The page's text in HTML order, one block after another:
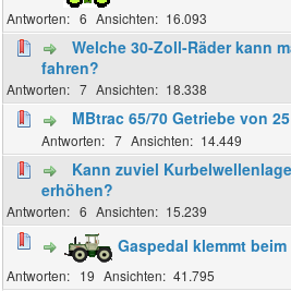
6 16.093
Welche 30-Zoll-Räder kann
fahren?
7 18.338
MBtrac 65/70 Getriebe von
7 14.449
Kann zuviel
erhöhen?
6 15.239
Gaspedal klemmt
19 41.795